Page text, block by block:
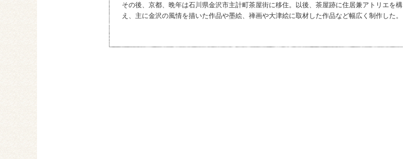
その後、京都、晩年は石川県金沢市主計町茶屋街に移住。以後、茶屋跡に住居兼アトリエを構
え、主に金沢の風情を描いた作品や墨絵、禅画や大津絵に取材した作品など幅広く制作した。